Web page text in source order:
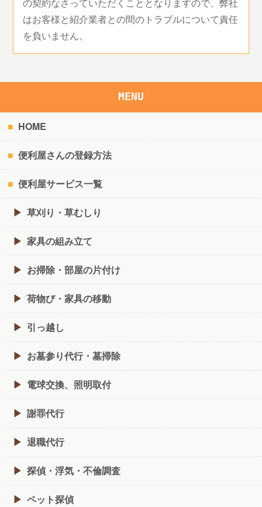
はお客様と紹介業者との間のトラブルについて責任
を負いません。
MENU
HOME
便利屋さんの登録方法
便利屋サービス一覧
草刈り・草むしり
家具の組み立て
お掃除・部屋の片付け
荷物び・家具の移動
引っ越し
お墓参り代行・墓掃除
電球交換、照明取付
謝罪代行
退職代行
探偵・浮気・不倫調査
ペット探偵